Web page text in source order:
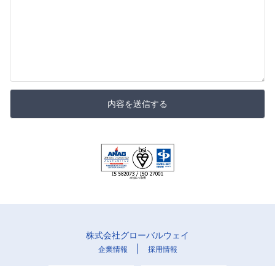
内容を送信する
株式会社グローバルウェイ
企業情報 採用情報